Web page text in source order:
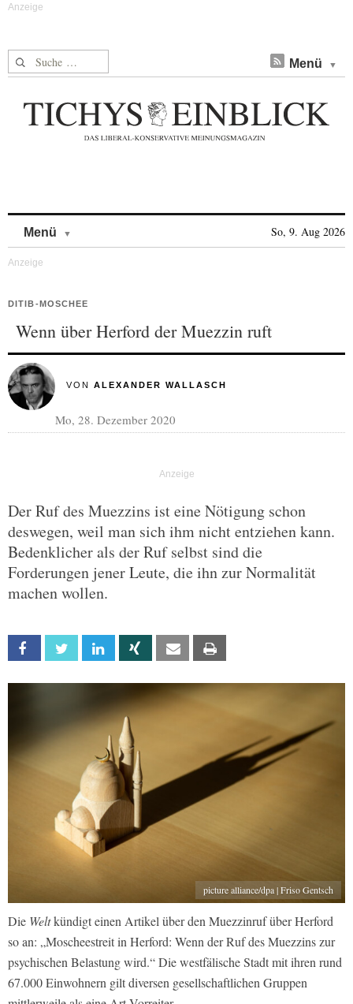
Suche nach: Menü
Menü So, 9. Aug 2026
DITIB-MOSCHEE
Wenn über Herford der Muezzin ruft
VON ALEXANDER WALLASCH
Mo, 28. Dezember 2020
Der Ruf des Muezzins ist eine Nötigung schon
deswegen, weil man sich ihm nicht entziehen kann.
Bedenklicher als der Ruf selbst sind die
Forderungen jener Leute, die ihn zur Normalität
machen wollen.
Facebook Twitter Linkedin Xing Email
picture alliance/dpa | Friso Gentsch
Die Weltkündigt einen Artikel über den Muezzinruf über Herford
so an: „Moscheestreit in Herford: Wenn der Ruf des Muezzins zur
psychischen Belastung wird.“ Die westfälische Stadt mit ihren rund
67.000 Einwohnern gilt diversen gesellschaftlichen Gruppen